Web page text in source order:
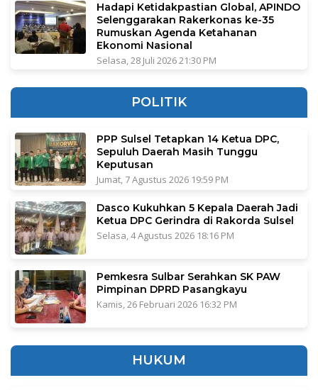
Hadapi Ketidakpastian Global, APINDO
Selenggarakan Rakerkonas ke-35
Rumuskan Agenda Ketahanan
Ekonomi Nasional
Selasa, 28 Juli 2026 21:30 PM
POLITIK
PPP Sulsel Tetapkan 14 Ketua DPC,
Sepuluh Daerah Masih Tunggu
Keputusan
Jumat, 7 Agustus 2026 19:59 PM
Dasco Kukuhkan 5 Kepala Daerah Jadi
Ketua DPC Gerindra di Rakorda Sulsel
Selasa, 4 Agustus 2026 18:16 PM
Pemkesra Sulbar Serahkan SK PAW
Pimpinan DPRD Pasangkayu
Kamis, 26 Februari 2026 16:32 PM
HUKUM